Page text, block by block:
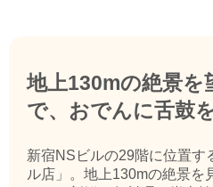
地上130mの絶景を
で、おでんに舌鼓を
新宿NSビルの29階に位置す
ル店」。地上130mの絶景を